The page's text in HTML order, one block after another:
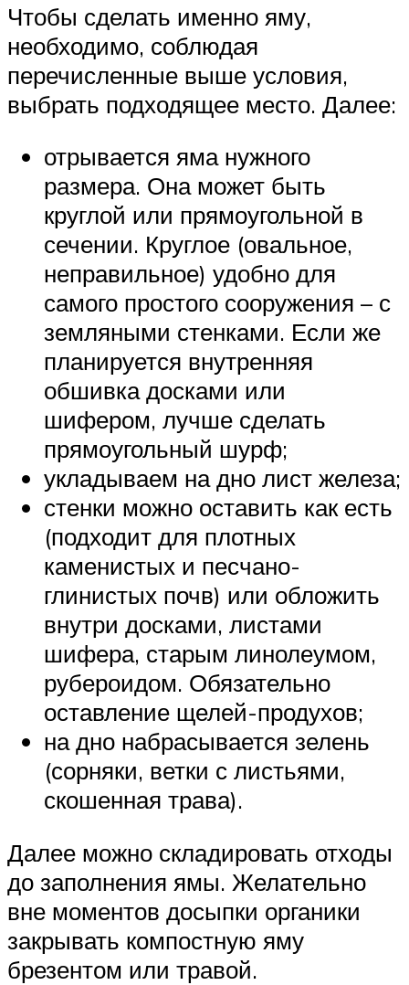
Чтобы сделать именно яму,
необходимо, соблюдая
перечисленные выше условия,
выбрать подходящее место. Далее:
отрывается яма нужного
размера. Она может быть
круглой или прямоугольной в
сечении. Круглое (овальное,
неправильное) удобно для
самого простого сооружения – с
земляными стенками. Если же
планируется внутренняя
обшивка досками или
шифером, лучше сделать
прямоугольный шурф;
укладываем на дно лист железа;
стенки можно оставить как есть
(подходит для плотных
каменистых и песчано-
глинистых почв) или обложить
внутри досками, листами
шифера, старым линолеумом,
рубероидом. Обязательно
оставление щелей-продухов;
на дно набрасывается зелень
(сорняки, ветки с листьями,
скошенная трава).
Далее можно складировать отходы
до заполнения ямы. Желательно
вне моментов досыпки органики
закрывать компостную яму
брезентом или травой.